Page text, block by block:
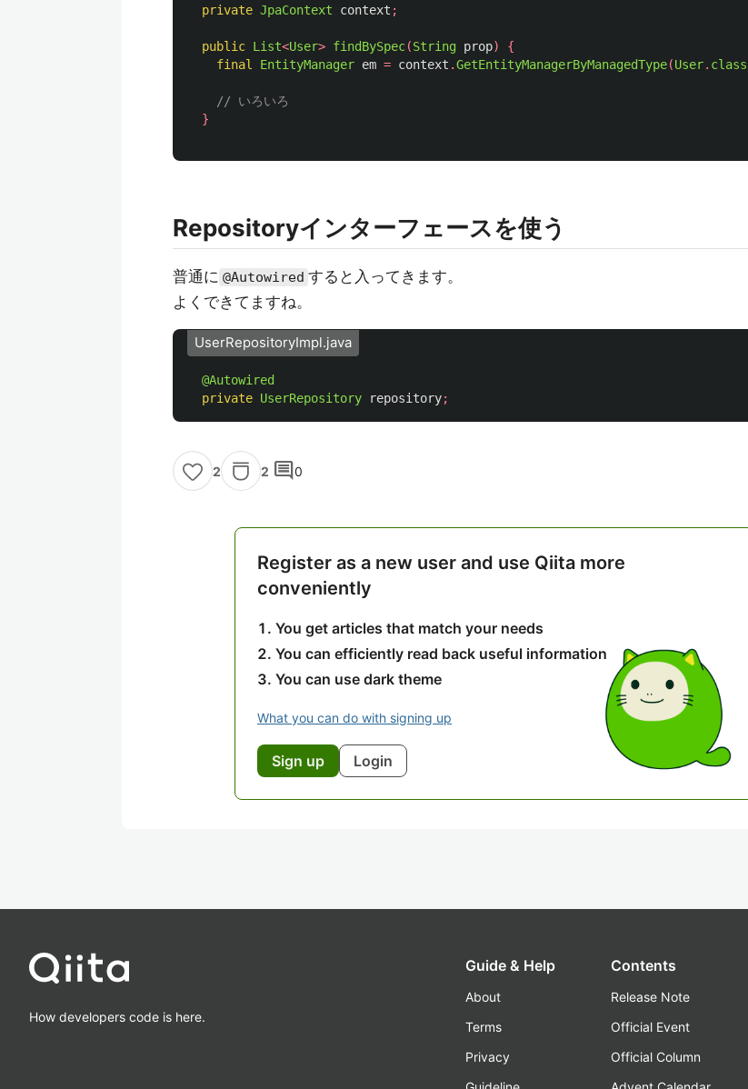
private JpaContext context ;
public List<User> findBySpec(String prop)
{
final
EntityManager em = context .GetEntityManagerByManagedType(User. class
// いろいろ
}
Repositoryインターフェースを使う
普通に @Autowired すると入ってきます。
よくできてますね。
UserRepositoryImpl.java
@Autowired
private UserRepository repository;
2 2 comment0
Register as a new user and use Qiita more
conveniently
You get articles that match your needs
You can efficiently read back useful information
You can use dark theme
What you can do with signing up
Sign up Login
How developers code is here.
Guide & Help
About
Terms
Privacy
Contents
Release Note
Official Event
Official Column